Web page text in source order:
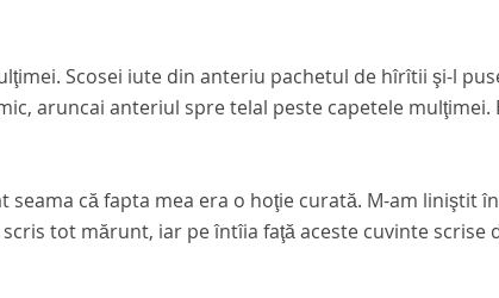
Scosei iute din anteriu pachetul de hîrîtii şi-l
aruncai anteriul spre telal peste capetele
seama că fapta mea era o hoţie curată. M-am liniştit
tot mărunt, iar pe întîia faţă aceste cuvinte scrise